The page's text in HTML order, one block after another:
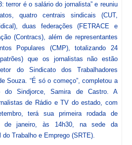
terror é o salário do jornalista” e reuniu
quatro centrais sindicais (CUT,
duas federações (FETRACE e
(Contracs), além de representantes
Populares (CMP), totalizando 24
que os jornalistas não estão
do Sindicato dos Trabalhadores
Souza. “É só o começo”, completou a
do Sindjorce, Samira de Castro. A
de Rádio e TV do estado, com
terá sua primeira rodada de
de janeiro, às 14h30, na sede da
Trabalho e Emprego (SRTE).